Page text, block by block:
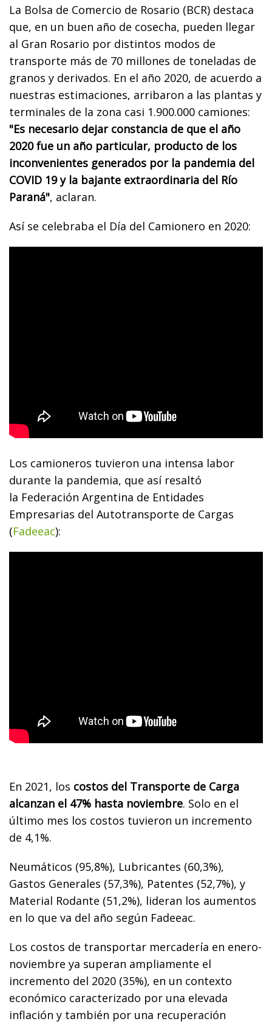
La Bolsa de Comercio de Rosario (BCR) destaca
que, en un buen año de cosecha, pueden llegar
al Gran Rosario por distintos modos de
transporte más de 70 millones de toneladas de
granos y derivados. En el año 2020, de acuerdo a
nuestras estimaciones, arribaron a las plantas y
terminales de la zona casi 1.900.000 camiones:
"Es necesario dejar constancia de que el año
2020 fue un año particular, producto de los
inconvenientes generados por la pandemia del
COVID 19 y la bajante extraordinaria del Río
Paraná", aclaran.
Así se celebraba el Día del Camionero en 2020:
Los camioneros tuvieron una intensa labor
durante la pandemia, que así resaltó
la Federación Argentina de Entidades
Empresarias del Autotransporte de Cargas
(Fadeeac):
En 2021, los costos del Transporte de Carga
alcanzan el 47% hasta noviembre. Solo en el
último mes los costos tuvieron un incremento
de 4,1%.
Neumáticos (95,8%), Lubricantes (60,3%),
Gastos Generales (57,3%), Patentes (52,7%), y
Material Rodante (51,2%), lideran los aumentos
en lo que va del año según Fadeeac.
Los costos de transportar mercadería en enero-
noviembre ya superan ampliamente el
incremento del 2020 (35%), en un contexto
económico caracterizado por una elevada
inflación y también por una recuperación